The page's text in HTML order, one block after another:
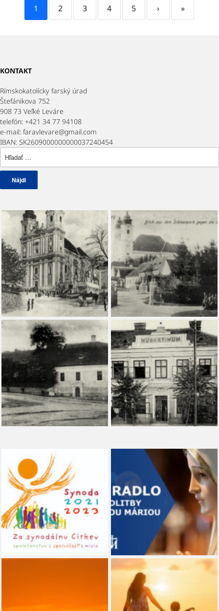
1 2 3 4 5 › »
KONTAKT
Rímskokatolícky farský úrad
Štefánikova 752
908 73 Veľké Leváre
telefón: +421 34 77 94108
e-mail: faravlevare@gmail.com
IBAN: SK2609000000000037240454